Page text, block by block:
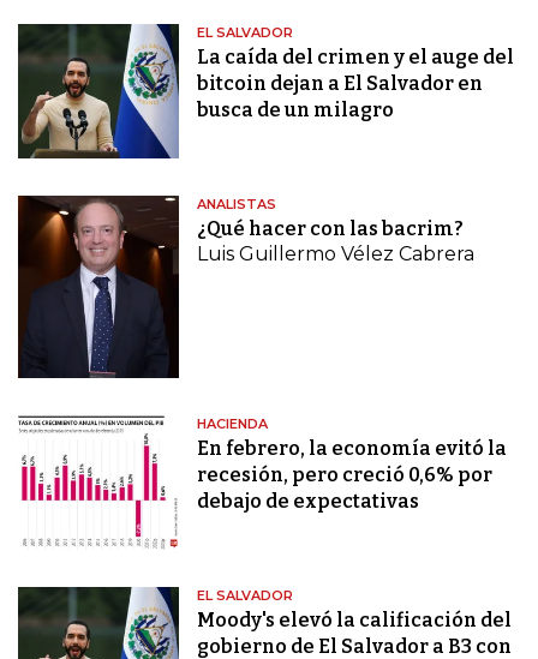
EL SALVADOR
La caída del crimen y el auge del
bitcoin dejan a El Salvador en
busca de un milagro
ANALISTAS
¿Qué hacer con las bacrim?
Luis Guillermo Vélez Cabrera
HACIENDA
En febrero, la economía evitó la
recesión, pero creció 0,6% por
debajo de expectativas
EL SALVADOR
Moody's elevó la calificación del
gobierno de El Salvador a B3 con